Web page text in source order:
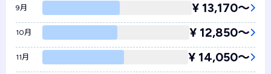
9月 ¥ 13,170〜
10月 ¥ 12,850〜
11月 ¥ 14,050〜